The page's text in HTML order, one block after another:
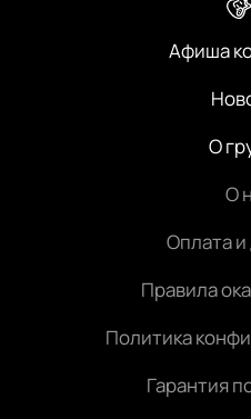
Афиша
О
О
Оплата и
Правила
Политика
Гарантия